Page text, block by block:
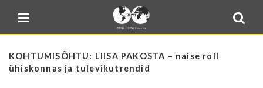
Sulge menüü
Blogi
E-pood
Kontakt
Minu BPW
KOHTUMISÕHTU: LIISA PAKOSTA – naise roll
ühiskonnas ja tulevikutrendid